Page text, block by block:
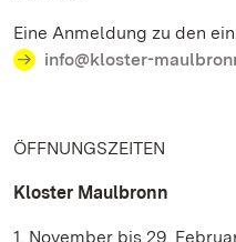
Eine Anmeldung zu den
info@kloster-
ÖFFNUNGSZEITEN
Kloster Maulbronn
1. November bis 29.